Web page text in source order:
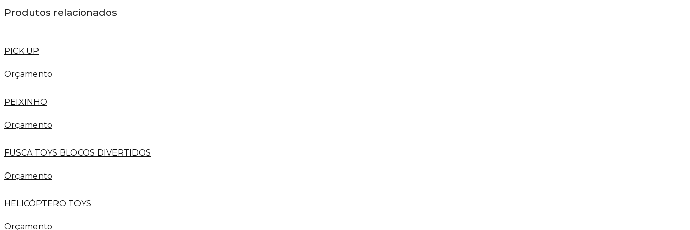
Produtos relacionados
PICK UP
Orçamento
PEIXINHO
Orçamento
FUSCA TOYS BLOCOS DIVERTIDOS
Orçamento
HELICÓPTERO TOYS
Orçamento